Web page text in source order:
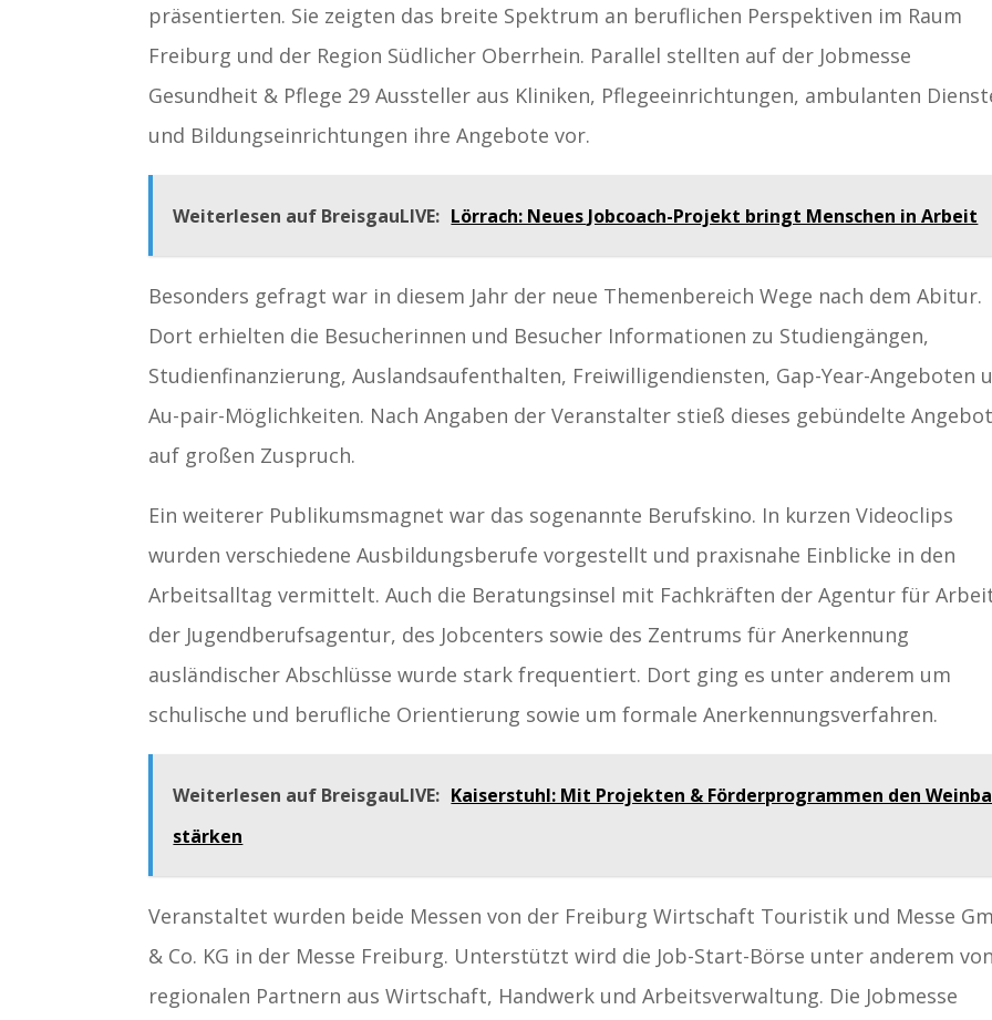
präsentierten. Sie zeigten das breite Spektrum an beruflichen Perspektiven im Raum
Freiburg und der Region Südlicher Oberrhein. Parallel stellten auf der Jobmesse
Gesundheit & Pflege 29 Aussteller aus Kliniken, Pflegeeinrichtungen, ambulanten
und Bildungseinrichtungen ihre Angebote vor.
Weiterlesen auf BreisgauLIVE: Lörrach: Neues Jobcoach-Projekt bringt Menschen in Arbeit
Besonders gefragt war in diesem Jahr der neue Themenbereich Wege nach dem Abitur.
Dort erhielten die Besucherinnen und Besucher Informationen zu Studiengängen,
Studienfinanzierung, Auslandsaufenthalten, Freiwilligendiensten, Gap-Year-Angeboten
Au-pair-Möglichkeiten. Nach Angaben der Veranstalter stieß dieses gebündelte
auf großen Zuspruch.
Ein weiterer Publikumsmagnet war das sogenannte Berufskino. In kurzen Videoclips
wurden verschiedene Ausbildungsberufe vorgestellt und praxisnahe Einblicke in den
Arbeitsalltag vermittelt. Auch die Beratungsinsel mit Fachkräften der Agentur für
der Jugendberufsagentur, des Jobcenters sowie des Zentrums für Anerkennung
ausländischer Abschlüsse wurde stark frequentiert. Dort ging es unter anderem um
schulische und berufliche Orientierung sowie um formale Anerkennungsverfahren.
Weiterlesen auf BreisgauLIVE: Kaiserstuhl: Mit Projekten & Förderprogrammen den
stärken
Veranstaltet wurden beide Messen von der Freiburg Wirtschaft Touristik und Messe
& Co. KG in der Messe Freiburg. Unterstützt wird die Job-Start-Börse unter anderem
regionalen Partnern aus Wirtschaft, Handwerk und Arbeitsverwaltung. Die Jobmesse